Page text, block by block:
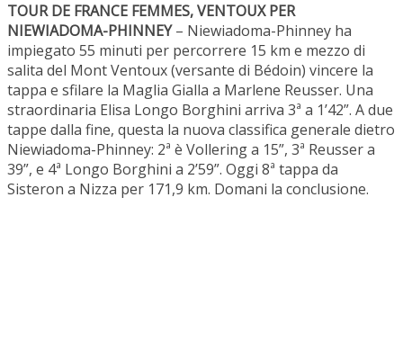
TOUR DE FRANCE FEMMES, VENTOUX PER
NIEWIADOMA-PHINNEY– Niewiadoma-Phinney ha
impiegato 55 minuti per percorrere 15 km e mezzo di
salita del Mont Ventoux (versante di Bédoin) vincere la
tappa e sfilare la Maglia Gialla a Marlene Reusser. Una
straordinaria Elisa Longo Borghini arriva 3ª a 1’42”. A due
tappe dalla fine, questa la nuova classifica generale dietro
Niewiadoma-Phinney: 2ª è Vollering a 15”, 3ª Reusser a
39”, e 4ª Longo Borghini a 2’59”. Oggi 8ª tappa da
Sisteron a Nizza per 171,9 km. Domani la conclusione.